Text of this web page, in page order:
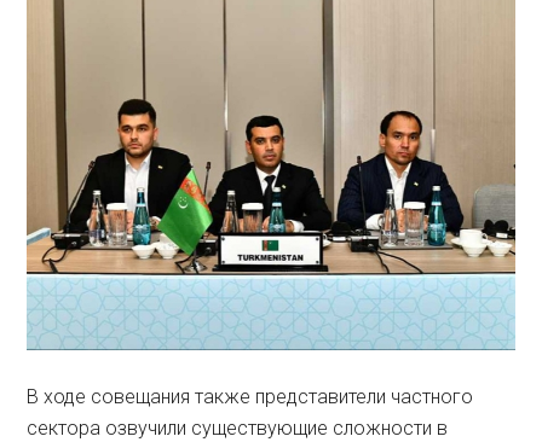
В ходе совещания также представители частного
сектора озвучили существующие сложности в